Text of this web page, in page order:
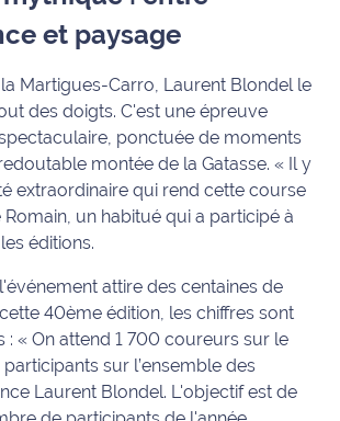
et paysage
Martigues-Carro, Laurent Blondel le
des doigts. C'est une épreuve
ponctuée de moments
montée de la Gatasse.« Il y
extraordinaire qui rend cette course
Romain, un habitué qui a participé à
éditions.
attire des centaines de
40ème édition, les chiffres sont
:« On attend 1 700 coureurs sur le
sur l’ensemble des
Laurent Blondel. L'objectif est de